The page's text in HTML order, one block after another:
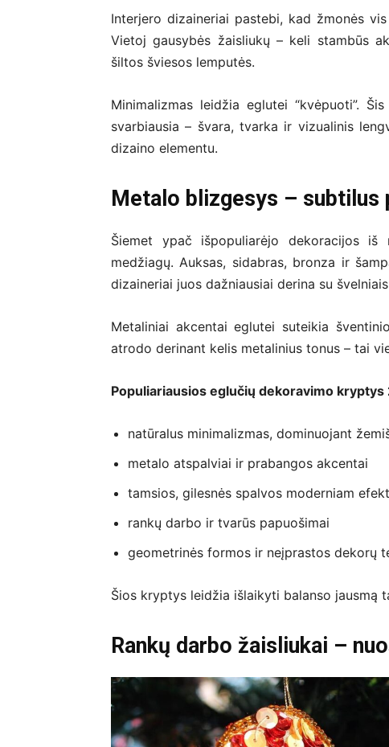
Interjero dizaineriai pastebi, kad žmonės
Vietoj gausybės žaisliukų – keli stambūs
šiltos šviesos lemputės.
Minimalizmas leidžia eglutei “kvėpuoti”.
svarbiausia – švara, tvarka ir vizualinis
dizaino elementu.
Metalo blizgesys – subtilus
Šiemet ypač išpopuliarėjo dekoracijos iš
medžiagų. Auksas, sidabras, bronza ir
dizaineriai juos dažniausiai derina su
Metaliniai akcentai eglutei suteikia
atrodo derinant kelis metalinius tonus – tai
Populiariausios eglučių dekoravimo kryptys
natūralus minimalizmas, dominuojant
metalo atspalviai ir prabangos akcentai
tamsios, gilesnės spalvos moderniam
rankų darbo ir tvarūs papuošimai
geometrinės formos ir neįprastos dekorų
Šios kryptys leidžia išlaikyti balanso jausmą
Rankų darbo žaisliukai –